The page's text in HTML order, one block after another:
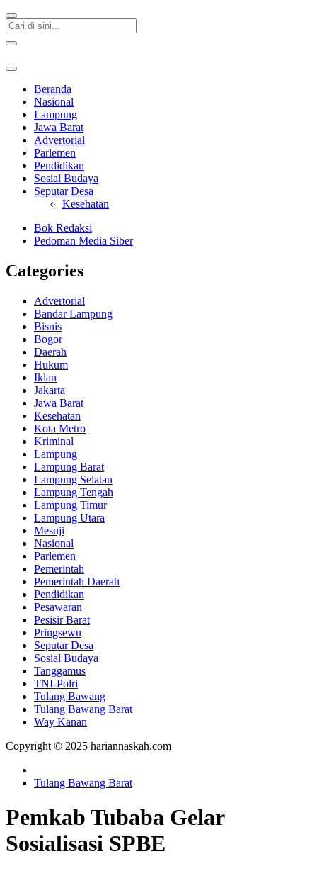
Beranda
Nasional
Lampung
Jawa Barat
Advertorial
Parlemen
Pendidikan
Sosial Budaya
Seputar Desa
Kesehatan
Bok Redaksi
Pedoman Media Siber
Categories
Advertorial
Bandar Lampung
Bisnis
Bogor
Daerah
Hukum
Iklan
Jakarta
Jawa Barat
Kesehatan
Kota Metro
Kriminal
Lampung
Lampung Barat
Lampung Selatan
Lampung Tengah
Lampung Timur
Lampung Utara
Mesuji
Nasional
Parlemen
Pemerintah
Pemerintah Daerah
Pendidikan
Pesawaran
Pesisir Barat
Pringsewu
Seputar Desa
Sosial Budaya
Tanggamus
TNI-Polri
Tulang Bawang
Tulang Bawang Barat
Way Kanan
Copyright © 2025 hariannaskah.com
Tulang Bawang Barat
Pemkab Tubaba Gelar
Sosialisasi SPBE